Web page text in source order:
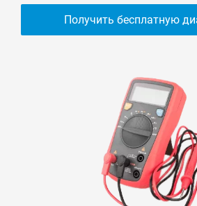
Получить бесплатную